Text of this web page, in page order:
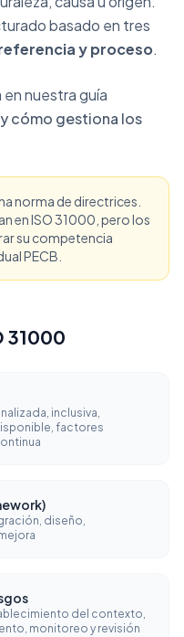
basado en tres
y proceso.
nuestra guía
cómo gestiona los
norma de directrices.
en ISO 31000, pero los
su competencia
PECB.
31000
inclusiva,
factores
diseño,
del contexto,
monitoreo y revisión